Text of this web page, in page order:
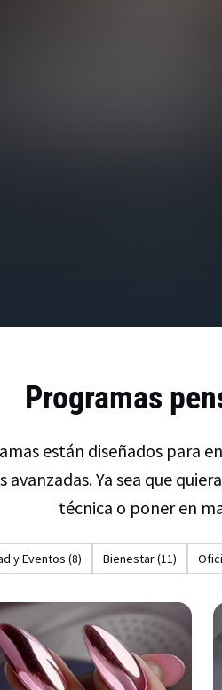
Programas
están diseñados para
avanzadas. Ya sea que
técnica o poner en
y Eventos (8) Bienestar (11)